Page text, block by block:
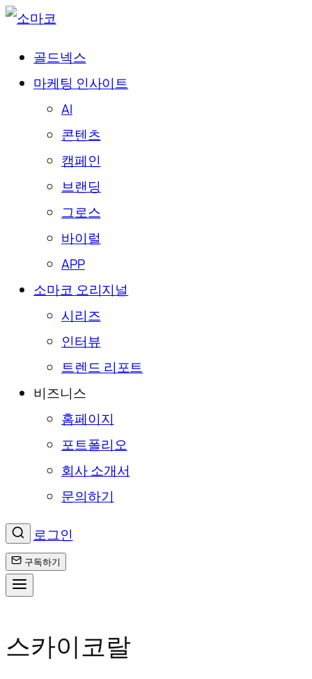
골드넥스
마케팅 인사이트
AI
콘텐츠
캠페인
브랜딩
그로스
바이럴
APP
소마코 오리지널
시리즈
인터뷰
트렌드 리포트
비즈니스
홈페이지
포트폴리오
회사 소개서
문의하기
로그인
구독하기
텐
스카이코랄